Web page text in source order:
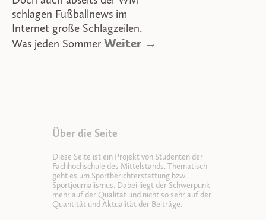
schlagen Fußballnews im
Internet große Schlagzeilen.
Was jeden Sommer Weiter →
Über die Seite
Diese Seite ist ein Projekt von Studenten der
Fachhochschule des Mittelstands. Thematisch
geht es um Sportberichterstattung bzw.
Sportjournalismus. Dabei liegt der Schwerpunk
mehr auf der Qualität und nicht so sehr auf der
Quantität und Aktualität der Beiträge.